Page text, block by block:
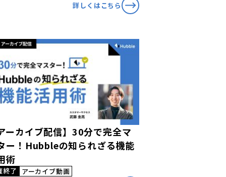
詳しくはこちら
アーカイブ配信】30分で完全マ
ー！Hubbleの知られざる機能
術
終了
アーカイブ動画